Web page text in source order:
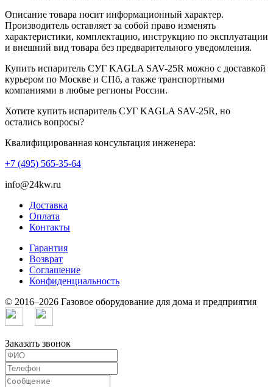
Описание товара носит информационный характер.
Производитель оставляет за собой право изменять
характеристики, комплектацию, инструкцию по эксплуатации
и внешний вид товара без предварительного уведомления.
Купить испаритель СУГ KAGLA SAV-25R можно с доставкой
курьером по Москве и СПб, а также транспортными
компаниями в любые регионы России.
Хотите купить испаритель СУГ KAGLA SAV-25R, но
остались вопросы?
Квалифицированная консультация инженера:
+7 (495) 565-35-64
info@24kw.ru
Доставка
Оплата
Контакты
Гарантия
Возврат
Cоглашение
Конфиденциальность
© 2016–2026 Газовое оборудование для дома и предприятия
Заказать звонок